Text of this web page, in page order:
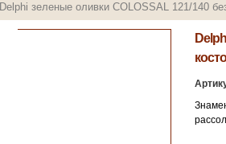
Delphi зеленые oливки COLOSSAL 121/140